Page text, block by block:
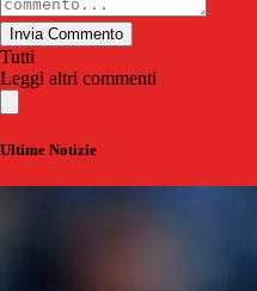
Invia Commento
Tutti
Leggi altri commenti
Ultime Notizie